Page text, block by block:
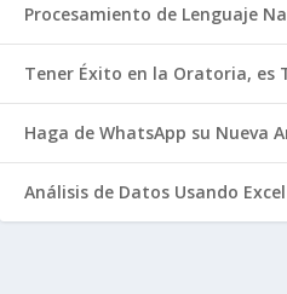
Procesamiento de Lenguaje
Tener Éxito en la Oratoria, es
Haga de WhatsApp su Nueva
Análisis de Datos Usando